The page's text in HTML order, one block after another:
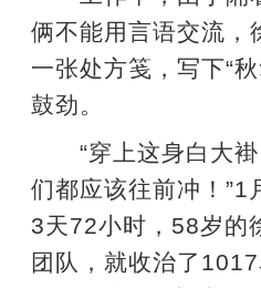
俩不能用言语交流，
一张处方笺，写下“
鼓劲。
“穿上这身白大褂
们都应该往前冲！”1
3天72小时，58岁的
团队，就收治了